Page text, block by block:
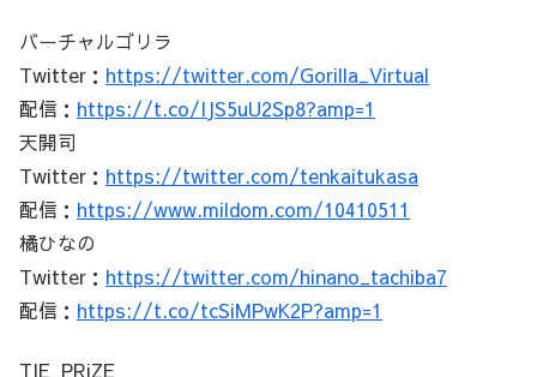
バーチャルゴリラ
Twitter： https://twitter.com/Gorilla_Virtual
配信： https://t.co/IJS5uU2Sp8?amp=1
天開司
Twitter： https://twitter.com/tenkaitukasa
配信： https://www.mildom.com/10410511
橘ひなの
Twitter： https://twitter.com/hinano_tachiba7
配信： https://t.co/tcSiMPwK2P?amp=1
TIE_PRiZE